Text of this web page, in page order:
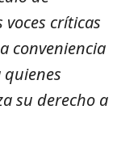
críticas
conveniencia
su derecho a